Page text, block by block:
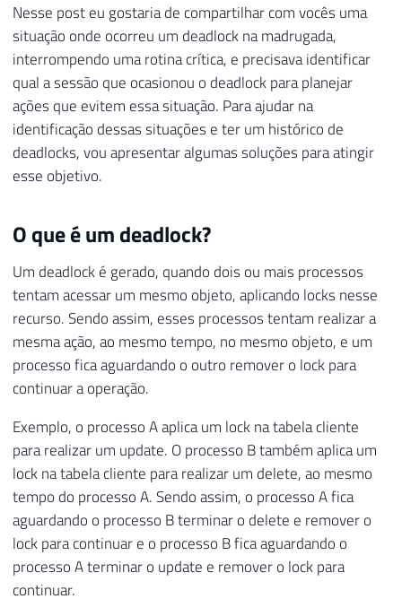
Nesse post eu gostaria de compartilhar com vocês uma
situação onde ocorreu um deadlock na madrugada,
interrompendo uma rotina crítica, e precisava identificar
qual a sessão que ocasionou o deadlock para planejar
ações que evitem essa situação. Para ajudar na
identificação dessas situações e ter um histórico de
deadlocks, vou apresentar algumas soluções para atingir
esse objetivo.
O que é um deadlock?
Um deadlock é gerado, quando dois ou mais processos
tentam acessar um mesmo objeto, aplicando locks nesse
recurso. Sendo assim, esses processos tentam realizar a
mesma ação, ao mesmo tempo, no mesmo objeto, e um
processo fica aguardando o outro remover o lock para
continuar a operação.
Exemplo, o processo A aplica um lock na tabela cliente
para realizar um update. O processo B também aplica um
lock na tabela cliente para realizar um delete, ao mesmo
tempo do processo A. Sendo assim, o processo A fica
aguardando o processo B terminar o delete e remover o
lock para continuar e o processo B fica aguardando o
processo A terminar o update e remover o lock para
continuar.